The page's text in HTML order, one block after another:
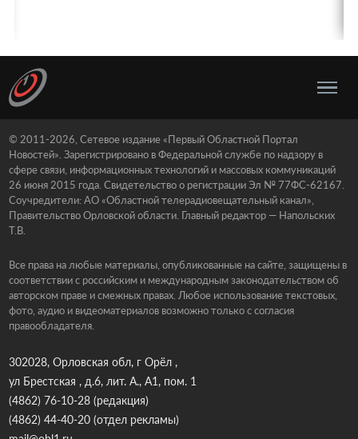
© 2011-2026, Сетевое издание «Первый Областной Портал
Новостей». Зарегистрировано в Федеральной службе по надзору в
сфере связи, информационных технологий и массовых коммуникаций
26 июня 2015 года. Свидетельство о регистрации Эл № 77ФС-62167.
Соучредители: АО «Областной телерадиовещательный канал»,
Правительство Орловской области. Главный редактор — Напольских
Т.В.
Все права на любые материалы, опубликованные на сайте, защищены в
соответствии с российским и международным законодательством об
авторском праве и смежных правах. Любое использование текстовых,
фото, аудио и видеоматериалов возможно только с согласия
правообладателя.
302028, Орловская обл, г Орёл ,
ул Брестская , д.6, лит. А., А1, пом. 1
(4862) 76-10-28(редакция)
(4862) 44-40-20(отдел рекламы)